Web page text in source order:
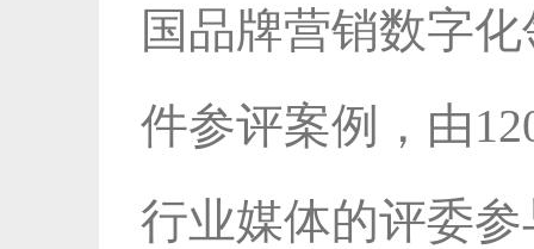
国品牌营销数字
件参评案例，由
行业媒体的评委